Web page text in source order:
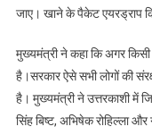
जाए। खाने के पैकेट एयरड्राप
मुख्यमंत्री ने कहा कि अगर
है।सरकार ऐसे सभी लोगों की
है। मुख्यमंत्री ने उत्तरकाशी में
सिंह बिष्ट, अभिषेक रोहिल्ला